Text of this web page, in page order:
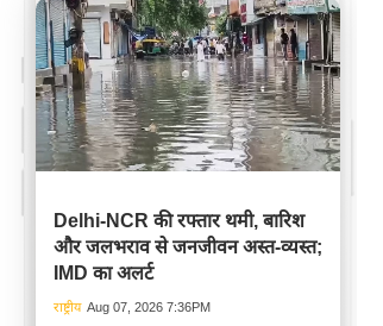
Delhi-NCR की रफ्तार थमी, बारिश
और जलभराव से जनजीवन अस्त-व्यस्त;
IMD का अलर्ट
राष्ट्रीय Aug 07, 2026 7:36PM